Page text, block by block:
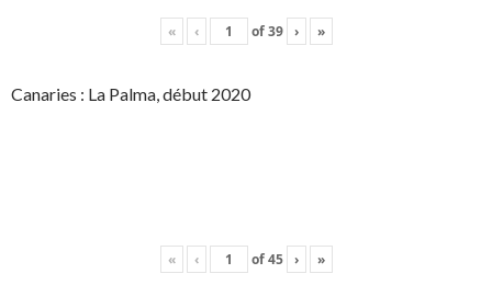
« ‹ of39 › »
Canaries : La Palma, début 2020
« ‹ of45 › »